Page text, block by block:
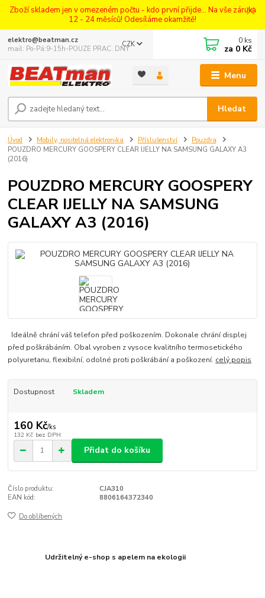
Zboží skladem jen v omezeném počtu - kdo první přijde... Na vše záruka
12 - 24 měsíců! Odesíláme okamžitě!
Menu
CZK
Hledat
elektro@beatman.cz
mail: Po-Pá:9-15h-POUZE PRAC. DNY
0 ks
za 0 Kč
Úvod Mobily, nositelná elektronika Příslušenství
Pouzdra
POUZDRO MERCURY GOOSPERY CLEAR IJELLY NA SAMSUNG GALAXY A3
(2016)
POUZDRO MERCURY GOOSPERY
CLEAR IJELLY NA SAMSUNG
GALAXY A3 (2016)
Ideálně chrání váš telefon před poškozením. Dokonale chrání displej
před poškrábáním. Obal vyroben z vysoce kvalitního termosetického
polyuretanu, flexibilní, odolné proti poškrábání a poškození. celý popis
Dostupnost Skladem
160 Kč/ks
132 Kč bez DPH
Přidat do košíku
Číslo produktu:
CJA310
EAN kód:
8806164372340
Do oblíbených
Udržitelný e-shop s apelem na ekologii